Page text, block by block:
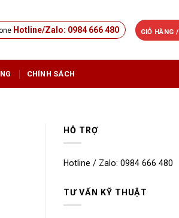
Hotline/Zalo: 0984 666 480 GIỎ HÀNG /
CHÍNH SÁCH
HỖ TRỢ
Hotline / Zalo: 0984 666 480
TƯ VẤN KỸ THUẬT